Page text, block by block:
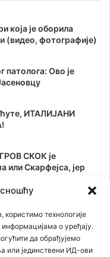
технологије
о уређају.
да обрађујемо
или јединствени ИД-ови
која је оборила
(видео, фотографије)
патолога: Ово је
ИТАЛИЈАНИ
СКОК је
или Скарфејса, јер
Лешеве из